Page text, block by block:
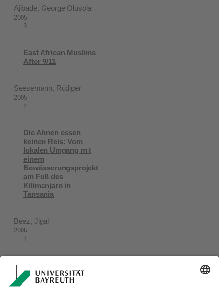
Ajibade, George Olusola
2005
3
East African Muslims
After 9/11
Seesemann, Rüdiger
2005
2
Die Ahnen essen
keinen Reis: Vom
lokalen Umgang mit
einem
Bewässerungsprojekt
am Fuß des
Kilimanjaro in
Tansania
Beez, Jigal
2005
1
Im Spannungsfeld
von Globalisierung
und Lokalisierung.